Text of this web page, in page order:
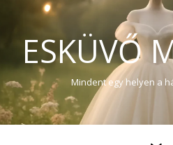
ESKÜVŐ
Mindent egy helyen a